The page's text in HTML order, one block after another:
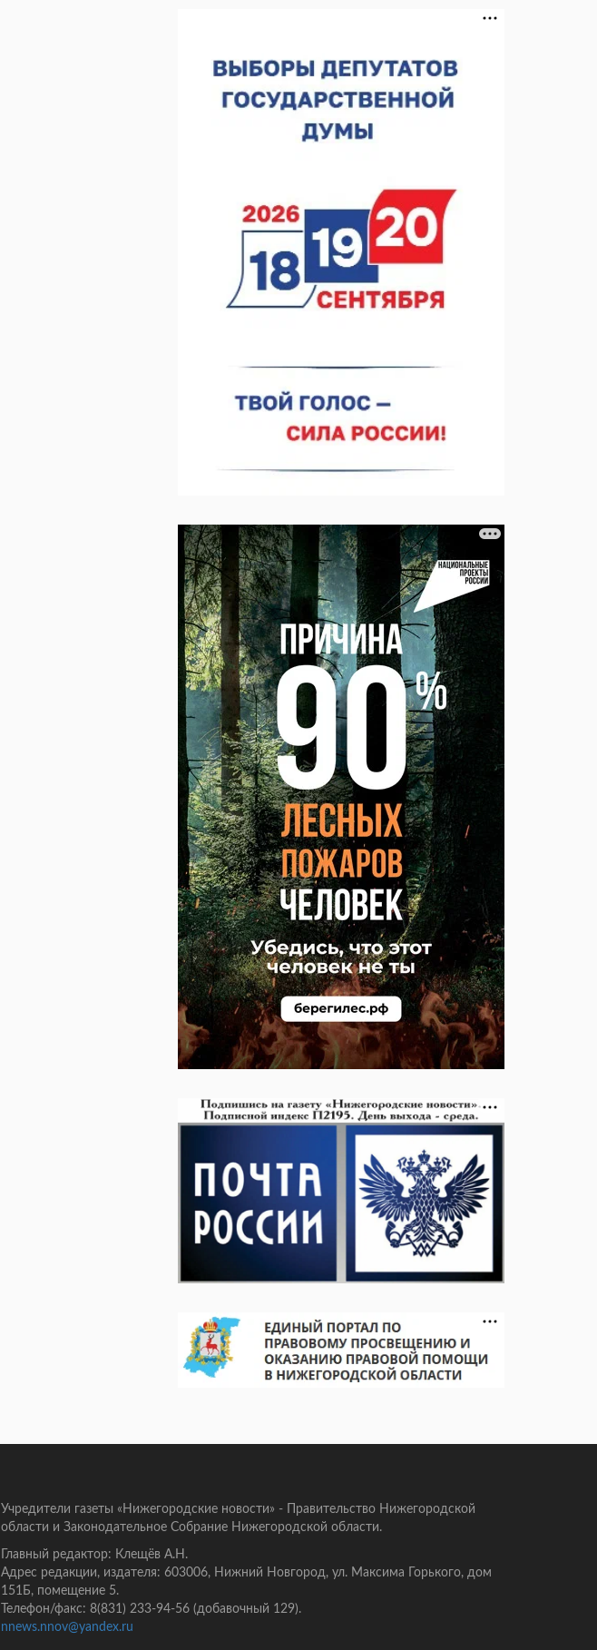
05.08.2026 17:43
Нижегородские волонтеры передали помощь
бойцам «БАРС-НН»
05.08.2026 17:34
05.08.2026 16:53
Совет молодых ученых начал работу при
правительстве региона
05.08.2026 15:57
Учредители газеты «Нижегородские новости» - Правительство Нижегородской
области и Законодательное Собрание Нижегородской области.
Главный редактор: Клещёв А.Н.
Адрес редакции, издателя: 603006, Нижний Новгород, ул. Максима Горького, дом
151Б, помещение 5.
Телефон/факс: 8(831) 233-94-56 (добавочный 129).
nnews.nnov@yandex.ru